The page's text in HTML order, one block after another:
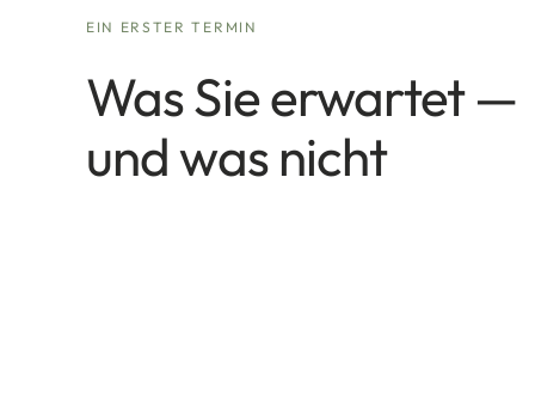
EIN ERSTER TERMIN
Was Sie erwartet —
und was nicht